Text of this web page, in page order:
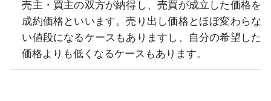
売主・買主の双方が納得し、売買が成立した価格を
成約価格といいます。売り出し価格とほぼ変わらな
い値段になるケースもありますし、自分の希望した
価格よりも低くなるケースもあります。